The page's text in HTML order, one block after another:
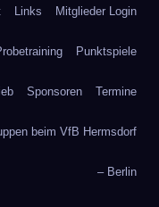
Links Mitglieder Login
Punktspiele
Sponsoren Termine
beim VfB Hermsdorf
– Berlin